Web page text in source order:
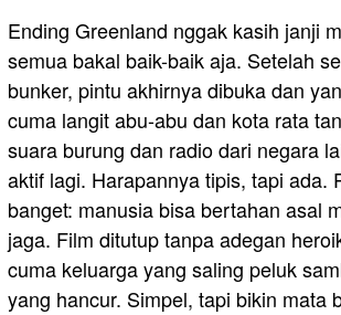
Ending Greenland nggak kasih janji
semua bakal baik-baik aja. Setelah
bunker, pintu akhirnya dibuka dan
cuma langit abu-abu dan kota rata
suara burung dan radio dari negara
aktif lagi. Harapannya tipis, tapi ada.
banget: manusia bisa bertahan asal
jaga. Film ditutup tanpa adegan
cuma keluarga yang saling peluk
yang hancur. Simpel, tapi bikin mata